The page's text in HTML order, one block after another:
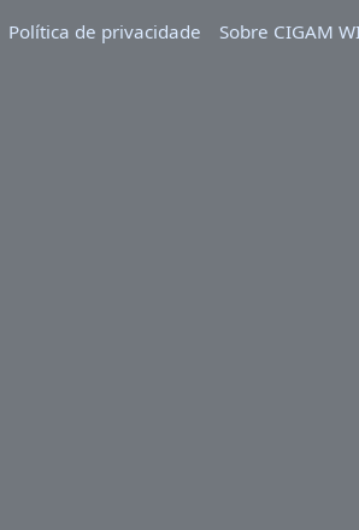
Política de privacidade
Sobre CIGAM